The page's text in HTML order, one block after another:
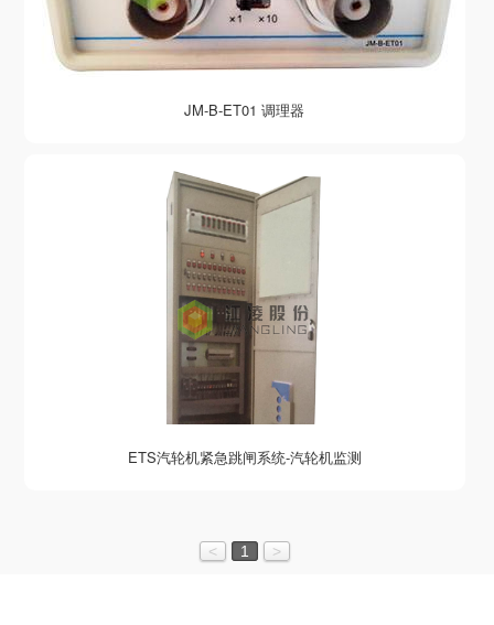
JM-B-ET01 调理器
ETS汽轮机紧急跳闸系统-汽轮机监测
< 1 >